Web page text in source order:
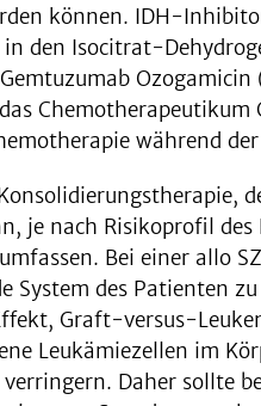
können. IDH-
den Isocitrat-
Ozogamicin
während
je nach Risikoprofil
Bei einer allo
des Patienten
Graft-versus-
Leukämiezellen im
Daher sollte